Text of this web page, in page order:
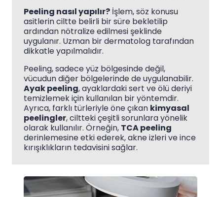
Peeling nasıl yapılır? İşlem, söz konusu
asitlerin ciltte belirli bir süre bekletilip
ardından nötralize edilmesi şeklinde
uygulanır. Uzman bir dermatolog tarafından
dikkatle yapılmalıdır.
Peeling, sadece yüz bölgesinde değil,
vücudun diğer bölgelerinde de uygulanabilir.
Ayak peeling, ayaklardaki sert ve ölü deriyi
temizlemek için kullanılan bir yöntemdir.
Ayrıca, farklı türleriyle öne çıkan kimyasal
peelingler, ciltteki çeşitli sorunlara yönelik
olarak kullanılır. Örneğin, TCA peeling
derinlemesine etki ederek, akne izleri ve ince
kırışıklıkların tedavisini sağlar.